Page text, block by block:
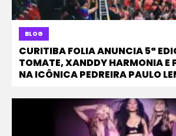
BLOG
CURITIBA FOLIA ANUNCIA 5ª
TOMATE, XANDDY HARMONIA E
NA ICÔNICA PEDREIRA PAULO